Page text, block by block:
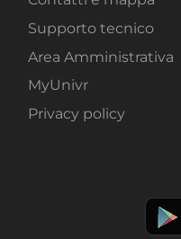
Supporto tecnico
Area Amministrativa
MyUnivr
Privacy policy